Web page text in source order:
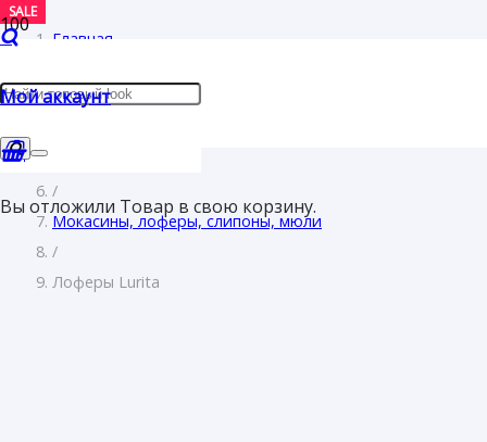
Мой аккаунт
Вы отложили Товар в свою корзину.
Главная
Женщинам
/
Мокасины, лоферы, слипоны, мюли
/
Лоферы Lurita
SALE
SALE
SALE
SALE
SALE
SALE